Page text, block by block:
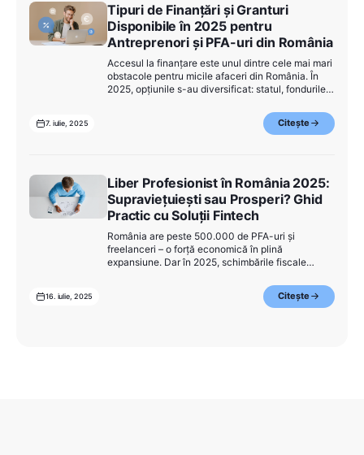
Tipuri de Finanțări și Granturi
Disponibile în 2025 pentru
Antreprenori și PFA-uri din România
Accesul la finanțare este unul dintre cele mai mari
obstacole pentru micile afaceri din România. În
2025, opțiunile s-au diversificat: statul, fondurile
mai flexibile. Dacă ești freelancer, PFA sau
antreprenor, iată ce opțiuni ai la dispoziție în acest
7. iulie, 2025 Citește
Liber Profesionist în România 2025:
Supraviețuiești sau Prosperi? Ghid
Practic cu Soluții Fintech
România are peste 500.000 de PFA-uri și
freelanceri – o forță economică în plină
expansiune. Dar în 2025, schimbările fiscale
independența financiară într-un drum cu
obstacole. Dacă ești printre cei care jonglează cu
16. iulie, 2025 Citește